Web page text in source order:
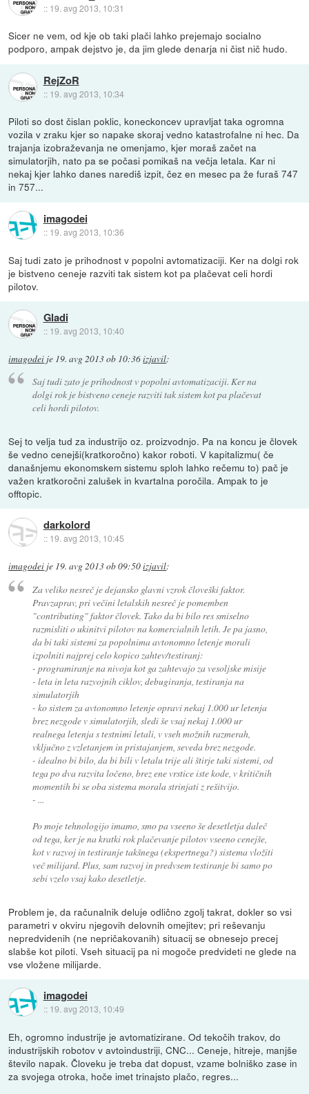
:: 19. avg 2013, 10:31
Sicer ne vem, od kje ob taki plači lahko prejemajo socialno
podporo, ampak dejstvo je, da jim glede denarja ni čist nič hudo.
RejZoR
:: 19. avg 2013, 10:34
Piloti so dost čislan poklic, koneckoncev upravljat taka ogromna
vozila v zraku kjer so napake skoraj vedno katastrofalne ni hec. Da
trajanja izobraževanja ne omenjamo, kjer moraš začet na
simulatorjih, nato pa se počasi pomikaš na večja letala. Kar ni
nekaj kjer lahko danes narediš izpit, čez en mesec pa že furaš 747
in 757...
imagodei
:: 19. avg 2013, 10:36
Saj tudi zato je prihodnost v popolni avtomatizaciji. Ker na dolgi rok
je bistveno ceneje razviti tak sistem kot pa plačevat celi hordi
pilotov.
Gladi
:: 19. avg 2013, 10:40
imagodei je 19. avg 2013 ob 10:36izjavil:
Saj tudi zato je prihodnost v popolni avtomatizaciji. Ker na
dolgi rok je bistveno ceneje razviti tak sistem kot pa plačevat
celi hordi pilotov.
Sej to velja tud za industrijo oz. proizvodnjo. Pa na koncu je človek
še vedno cenejši(kratkoročno) kakor roboti. V kapitalizmu( če
današnjemu ekonomskem sistemu sploh lahko rečemu to) pač je
važen kratkoročni zalušek in kvartalna poročila. Ampak to je
offtopic.
darkolord
:: 19. avg 2013, 10:45
imagodei je 19. avg 2013 ob 09:50izjavil:
Za veliko nesreč je dejansko glavni vzrok človeški faktor.
Pravzaprav, pri večini letalskih nesreč je pomemben
"contributing" faktor človek. Tako da bi bilo res smiselno
razmisliti o ukinitvi pilotov na komercialnih letih. Je pa jasno,
da bi taki sistemi za popolnima avtonomno letenje morali
izpolniti najprej celo kopico zahtev/testiranj:
- programiranje na nivoju kot ga zahtevajo za vesoljske misije
- leta in leta razvojnih ciklov, debugiranja, testiranja na
simulatorjih
- ko sistem za avtonomno letenje opravi nekaj 1.000 ur letenja
brez nezgode v simulatorjih, sledi še vsaj nekaj 1.000 ur
realnega letenja s testnimi letali, v vseh možnih razmerah,
vključno z vzletanjem in pristajanjem, seveda brez nezgode.
- idealno bi bilo, da bi bili v letalu trije ali štirje taki sistemi, od
tega po dva razvita ločeno, brez ene vrstice iste kode, v kritičnih
momentih bi se oba sistema morala strinjati z rešitvijo.
- ...
Po moje tehnologijo imamo, smo pa vseeno še desetletja daleč
od tega, ker je na kratki rok plačevanje pilotov vseeno cenejše,
kot v razvoj in testiranje takšnega (ekspertnega?) sistema vložiti
več milijard. Plus, sam razvoj in predvsem testiranje bi samo po
sebi vzelo vsaj kako desetletje.
Problem je, da računalnik deluje odlično zgolj takrat, dokler so vsi
parametri v okviru njegovih delovnih omejitev; pri reševanju
nepredvidenih (ne nepričakovanih) situacij se obnesejo precej
slabše kot piloti. Vseh situacij pa ni mogoče predvideti ne glede na
vse vložene milijarde.
imagodei
:: 19. avg 2013, 10:49
Eh, ogromno industrije je avtomatizirane. Od tekočih trakov, do
industrijskih robotov v avtoindustriji, CNC... Ceneje, hitreje, manjše
število napak. Človeku je treba dat dopust, vzame bolniško zase in
za svojega otroka, hoče imet trinajsto plačo, regres...